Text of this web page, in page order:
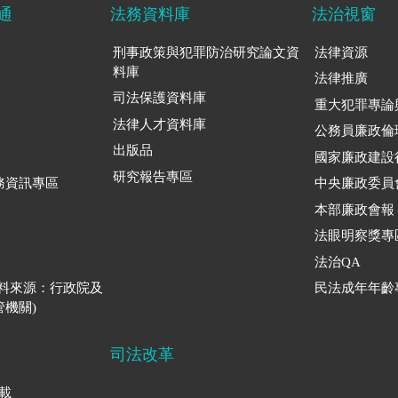
資訊專區
來源：行政院及
機關)
法務資料庫
刑事政策與犯罪防治研究論文資
料庫
司法保護資料庫
法律人才資料庫
出版品
研究報告專區
法治視窗
法律資源
法律推廣
重大犯罪專論
公務員廉政倫
國家廉政建設
中央廉政委員
本部廉政會報
法眼明察獎專
法治QA
民法成年年齡
司法改革